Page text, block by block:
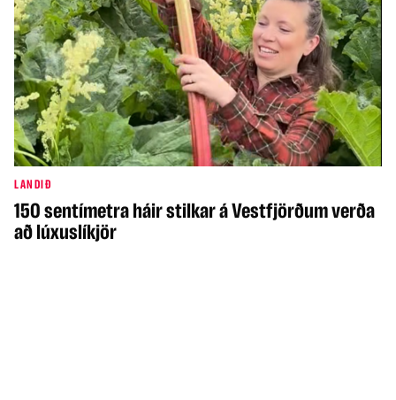
LANDIÐ
150 sentímetra háir stilkar á Vestfjörðum verða
að lúxuslíkjör